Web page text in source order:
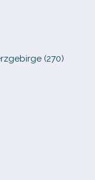
(270)